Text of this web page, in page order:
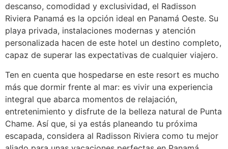
descanso, comodidad y exclusividad, el Radisson
Riviera Panamá es la opción ideal en Panamá Oeste. Su
playa privada, instalaciones modernas y atención
personalizada hacen de este hotel un destino completo,
capaz de superar las expectativas de cualquier viajero.
Ten en cuenta que hospedarse en este resort es mucho
más que dormir frente al mar: es vivir una experiencia
integral que abarca momentos de relajación,
entretenimiento y disfrute de la belleza natural de Punta
Chame. Así que, si ya estás planeando tu próxima
escapada, considera al Radisson Riviera como tu mejor